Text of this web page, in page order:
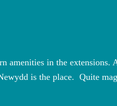
amenities in the extensions.
is the place. Quite